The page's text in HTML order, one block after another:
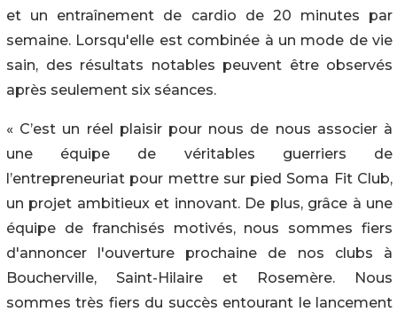
et un entraînement de cardio de 20 minutes par
semaine. Lorsqu'elle est combinée à un mode de vie
sain, des résultats notables peuvent être observés
après seulement six séances.
« C’est un réel plaisir pour nous de nous associer à
une équipe de véritables guerriers de
l’entrepreneuriat pour mettre sur pied Soma Fit Club,
un projet ambitieux et innovant. De plus, grâce à une
équipe de franchisés motivés, nous sommes fiers
d'annoncer l'ouverture prochaine de nos clubs à
Boucherville, Saint-Hilaire et Rosemère. Nous
sommes très fiers du succès entourant le lancement